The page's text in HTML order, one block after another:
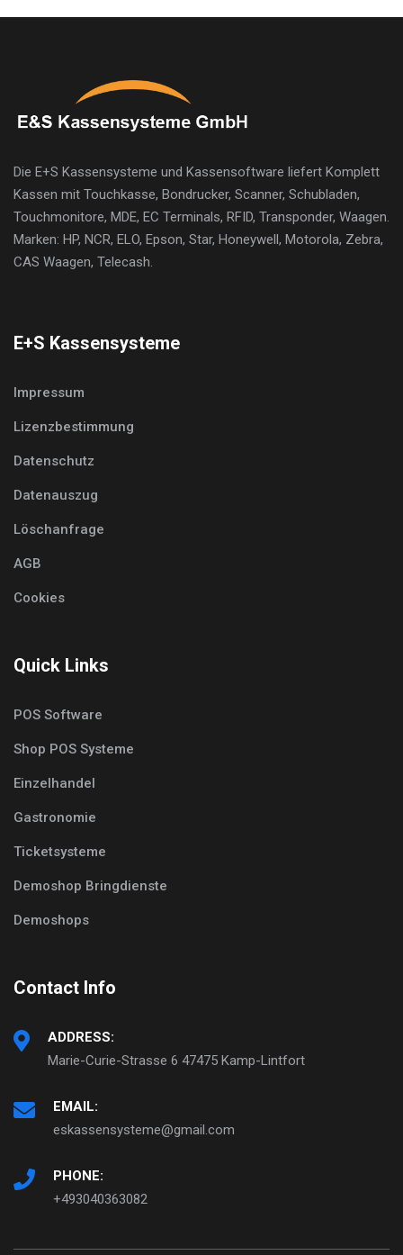
Die E+S Kassensysteme und Kassensoftware liefert Komplett
Kassen mit Touchkasse, Bondrucker, Scanner, Schubladen,
Touchmonitore, MDE, EC Terminals, RFID, Transponder, Waagen.
Marken: HP, NCR, ELO, Epson, Star, Honeywell, Motorola, Zebra,
CAS Waagen, Telecash.
E+S Kassensysteme
Impressum
Lizenzbestimmung
Datenschutz
Datenauszug
Löschanfrage
AGB
Cookies
Quick Links
POS Software
Shop POS Systeme
Einzelhandel
Gastronomie
Ticketsysteme
Demoshop Bringdienste
Demoshops
Contact Info
ADDRESS:
Marie-Curie-Strasse 6 47475 Kamp-Lintfort
EMAIL:
eskassensysteme@gmail.com
PHONE:
+493040363082